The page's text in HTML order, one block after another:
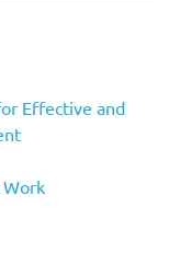
Effective and